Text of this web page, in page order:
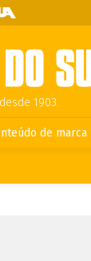
1903.
de marca